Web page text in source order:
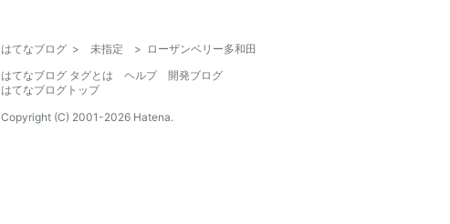
はてなブログ > 未指定 > ローザンベリー多和田
はてなブログ タグとは
ヘルプ
開発ブログ
はてなブログトップ
Copyright (C) 2001-2026 Hatena.